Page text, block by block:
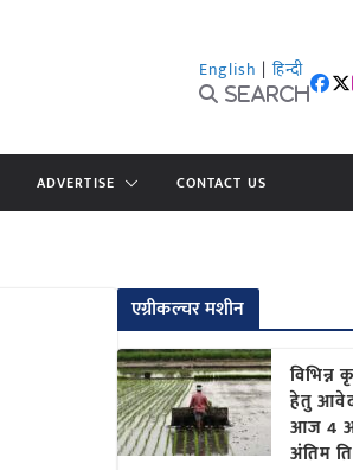
English | हिन्दी
Search
ADVERTISE CONTACT US
एग्रीकल्चर मशीन
विभिन्न
हेतु
आज 4
अंतिम